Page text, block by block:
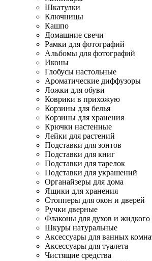
Шкатулки
Ключницы
Кашпо
Домашние свечи
Рамки для фотографий
Альбомы для фотографий
Иконы
Глобусы настольные
Ароматические диффузоры
Ложки для обуви
Коврики в прихожую
Корзины для белья
Корзины для хранения
Крючки настенные
Лейки для растений
Подставки для зонтов
Подставки для книг
Подставки для тарелок
Подставки для украшений
Органайзеры для дома
Ящики для хранения
Стопперы для окон и дверей
Ручки дверные
Флаконы для духов и
Шкуры натуральные
Аксессуары для ванных
Аксессуары для туалета
Чистящие средства